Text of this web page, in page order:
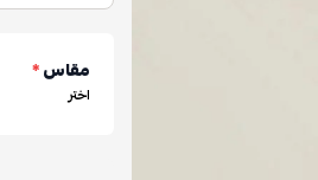
مقاس*
اختر